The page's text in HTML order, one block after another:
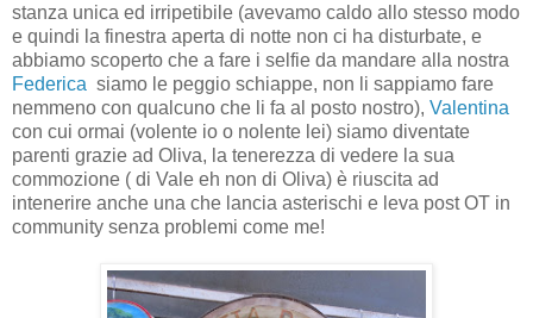
stanza unica ed irripetibile (avevamo caldo allo stesso modo
e quindi la finestra aperta di notte non ci ha disturbate, e
abbiamo scoperto che a fare i selfie da mandare alla nostra
Federica siamo le peggio schiappe, non li sappiamo fare
nemmeno con qualcuno che li fa al posto nostro), Valentina
con cui ormai (volente io o nolente lei) siamo diventate
parenti grazie ad Oliva, la tenerezza di vedere la sua
commozione ( di Vale eh non di Oliva) è riuscita ad
intenerire anche una che lancia asterischi e leva post OT in
community senza problemi come me!